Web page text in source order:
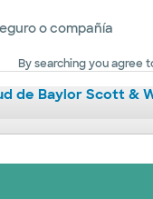
o compañía
By searching you agree
de Baylor Scott &